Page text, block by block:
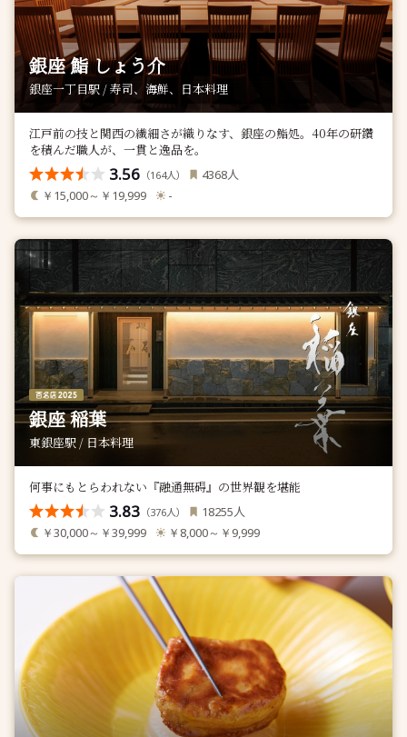
銀座 鮨 しょう介
銀座一丁目駅 / 寿司、海鮮、日本料理
江戸前の技と関西の繊細さが織りなす、銀座の鮨処。40年の研鑽
を積んだ職人が、一貫と逸品を。
3.56 （164人） 4368人
￥15,000～￥19,999 -
銀座 稲葉
東銀座駅 / 日本料理
何事にもとらわれない『融通無碍』の世界観を堪能
3.83 （376人） 18255人
￥30,000～￥39,999 ￥8,000～￥9,999